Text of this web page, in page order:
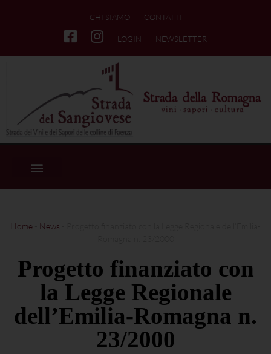
CHI SIAMO CONTATTI
LOGIN NEWSLETTER
Home News
Progetto finanziato con
la Legge Regionale
dell’Emilia-Romagna n.
23/2000